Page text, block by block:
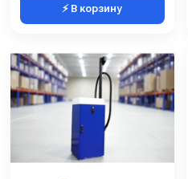
⚡ В корзину